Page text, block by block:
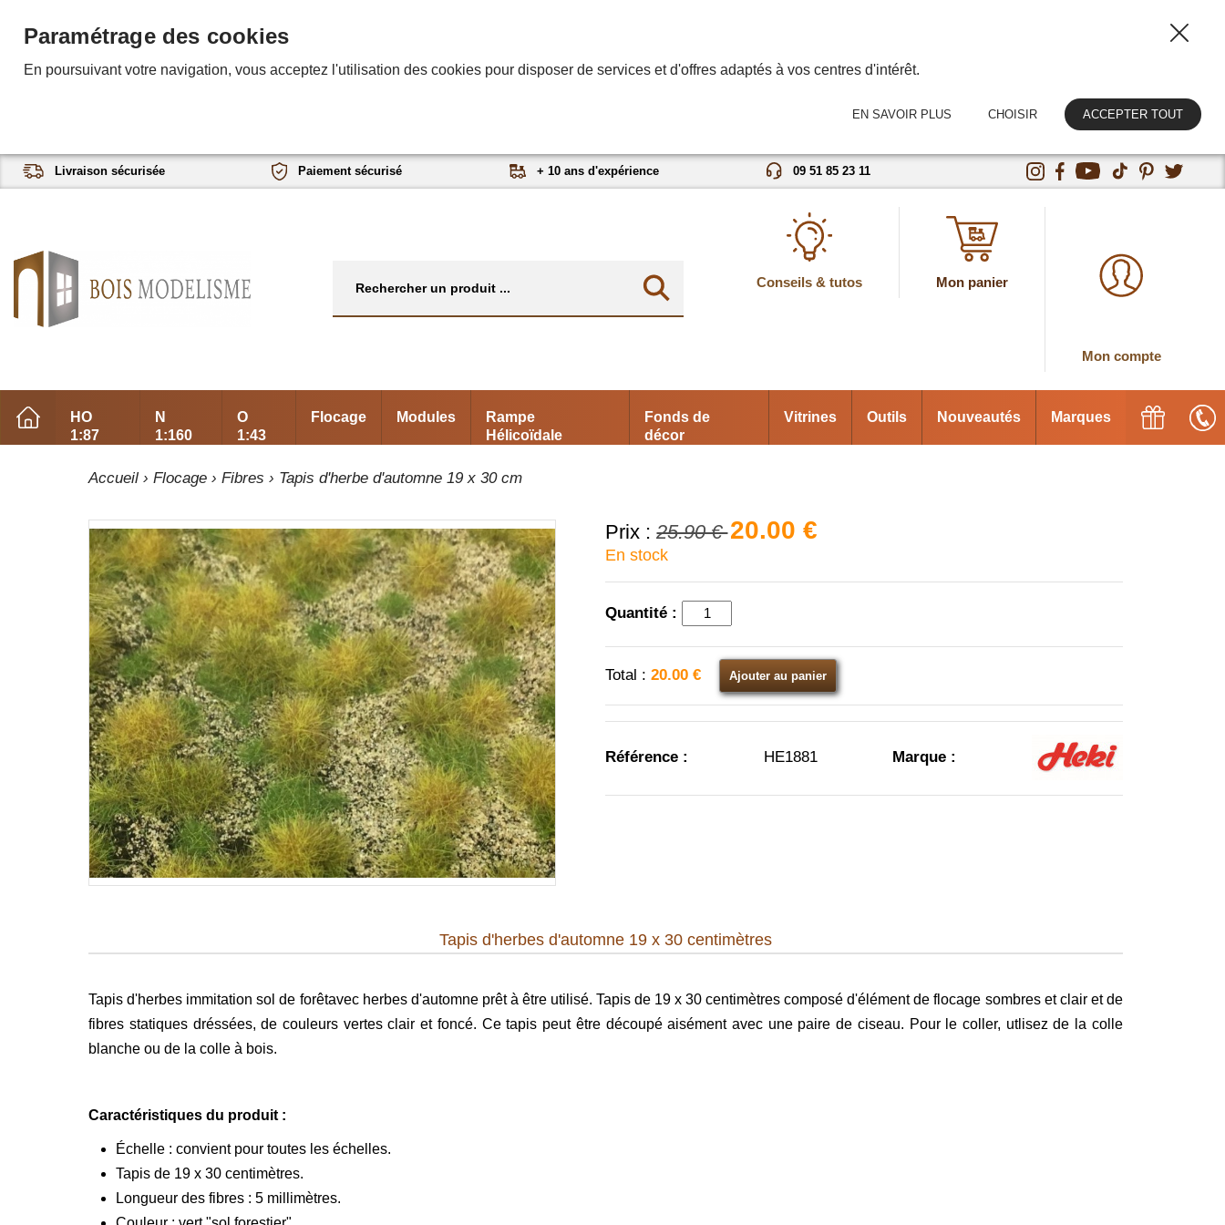
Livraison sécurisée Paiement sécurisé + 10 ans d'expérience 09 51 85 23 11
Conseils & tutos Mon panier
Mon compte
HO
1:87
N
1:160
O
1:43
Flocage Modules
Rampe
Hélicoïdale
Fonds de
décor
Vitrines Outils Nouveautés Marques
Accueil ›Flocage ›Fibres › Tapis d'herbe d'automne 19 x 30 cm
Prix :25.90 €20.00 €
En stock
Quantité :
Total :20.00 € Ajouter au panier
Référence : HE1881 Marque :
Tapis d'herbes d'automne 19 x 30 centimètres
Tapis d'herbes immitation sol de forêtavec herbes d'automne prêt à être utilisé. Tapis de 19 x 30 centimètres composé d'élément de flocage sombres et clair et de
fibres statiques dréssées, de couleurs vertes clair et foncé. Ce tapis peut être découpé aisément avec une paire de ciseau. Pour le coller, utlisez de la colle
blanche ou de la colle à bois.
Caractéristiques du produit :
Échelle : convient pour toutes les échelles.
Tapis de 19 x 30 centimètres.
Longueur des fibres : 5 millimètres.
Paramétrage des cookies
En poursuivant votre navigation, vous acceptez l'utilisation des cookies pour disposer de services et d'offres adaptés à vos centres d'intérêt.
EN SAVOIR PLUS CHOISIR ACCEPTER TOUT